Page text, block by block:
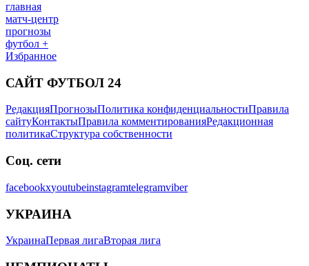
главная
матч-центр
прогнозы
футбол +
Избранное
САЙТ ФУТБОЛ 24
РедакцияПрогнозыПолитика конфиденциальностиПравила
сайтуКонтактыПравила комментированияРедакционная
политикаСтруктура собственности
Соц. сети
facebookxyoutubeinstagramtelegramviber
УКРАИНА
УкраинаПервая лигаВторая лига